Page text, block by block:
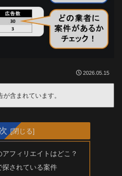
2026.05.15
含まれています。
アフィリエイトはどこ？
探されている案件